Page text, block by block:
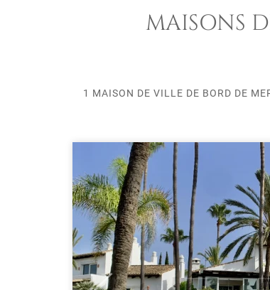
MAISONS
1 MAISON DE VILLE DE BORD DE